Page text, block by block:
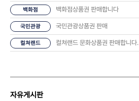
백화점 백화점상품권 판매합니다
국민관광 국민관광상품권 판매
컬쳐랜드 컬쳐랜드 문화상품권 판매합니다.
자유게시판